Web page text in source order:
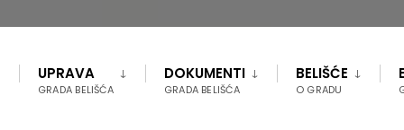
UPRAVA
GRADA BELIŠĆA
DOKUMENTI
GRADA BELIŠĆA
BELIŠĆE
O GRADU